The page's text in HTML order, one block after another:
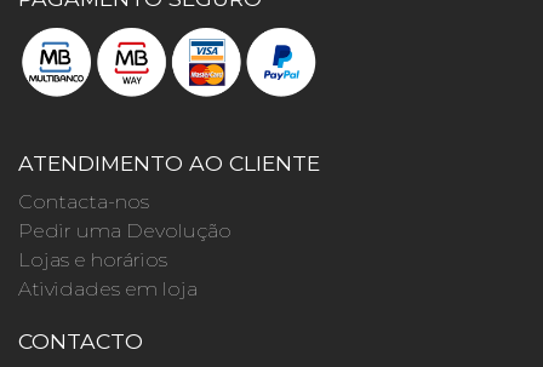
ATENDIMENTO AO CLIENTE
Contacta-nos
Pedir uma Devolução
Lojas e horários
Atividades em loja
CONTACTO